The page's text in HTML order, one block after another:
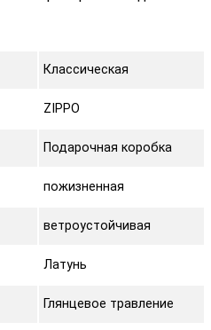
Классическая
ZIPPO
Подарочная коробка
пожизненная
ветроустойчивая
Латунь
Глянцевое травление